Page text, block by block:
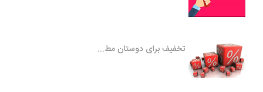
تخفیف برای دوستان مط...